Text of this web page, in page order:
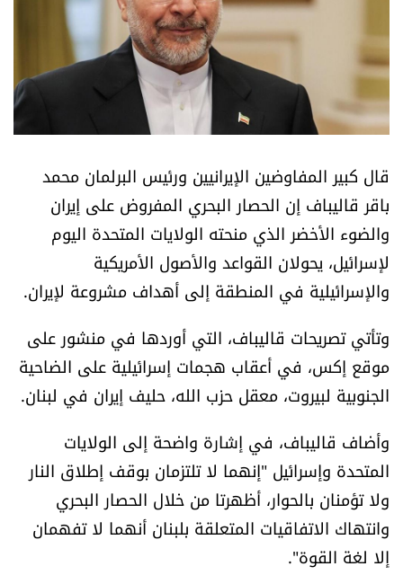
متفرقات
نداء القرّاء
كتّابنا
تحت المجهر
اقتصاد
العالم
الصحافة الإسرائيلية
ثقافة وفنون
فصل من كتاب
قال كبير المفاوضين الإيرانيين ورئيس البرلمان محمد
باقر قاليباف إن الحصار البحري المفروض على إيران
والضوء الأخضر الذي منحته الولايات المتحدة اليوم
لإسرائيل، يحولان القواعد والأصول الأمريكية
والإسرائيلية في المنطقة إلى أهداف مشروعة لإيران.
وتأتي تصريحات قاليباف، التي أوردها في منشور على
موقع إكس، في أعقاب هجمات إسرائيلية على الضاحية
الجنوبية لبيروت، معقل حزب الله، حليف إيران في لبنان.
وأضاف قاليباف، في إشارة واضحة إلى الولايات
المتحدة وإسرائيل "إنهما لا تلتزمان بوقف إطلاق النار
ولا تؤمنان بالحوار، أظهرتا من خلال الحصار البحري
وانتهاك الاتفاقيات المتعلقة بلبنان أنهما لا تفهمان
إلا لغة القوة".